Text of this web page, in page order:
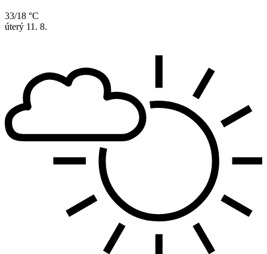
33/18 °C
úterý 11. 8.